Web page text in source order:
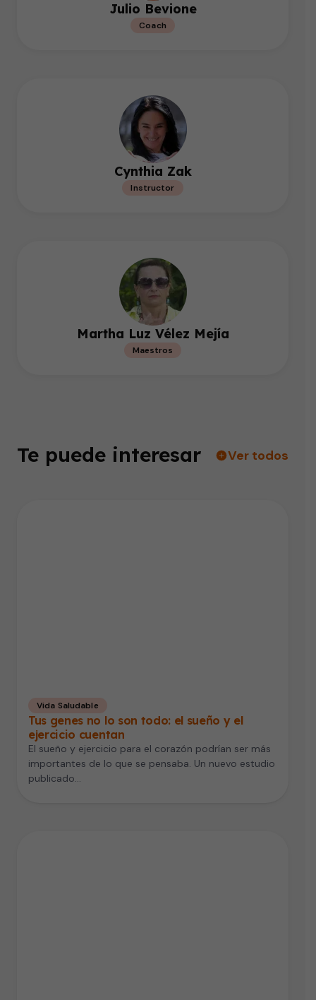
Julio Bevione
Coach
Cynthia Zak
Instructor
Martha Luz Vélez Mejía
Maestros
Te puede interesar Ver todos
Vida Saludable
Tus genes no lo son todo: el sueño y el
ejercicio cuentan
El sueño y ejercicio para el corazón podrían ser más
importantes de lo que se pensaba. Un nuevo estudio
publicado…